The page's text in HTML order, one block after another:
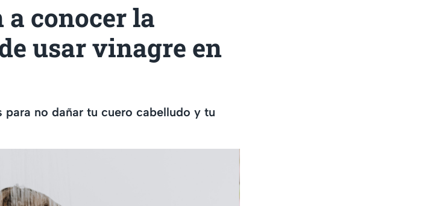
conocer la
usar vinagre en
no dañar tu cuero cabelludo y tu